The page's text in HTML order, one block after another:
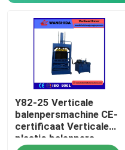
Y82-25 Verticale
balenpersmachine CE-
certificaat Verticale
plastic balenpers